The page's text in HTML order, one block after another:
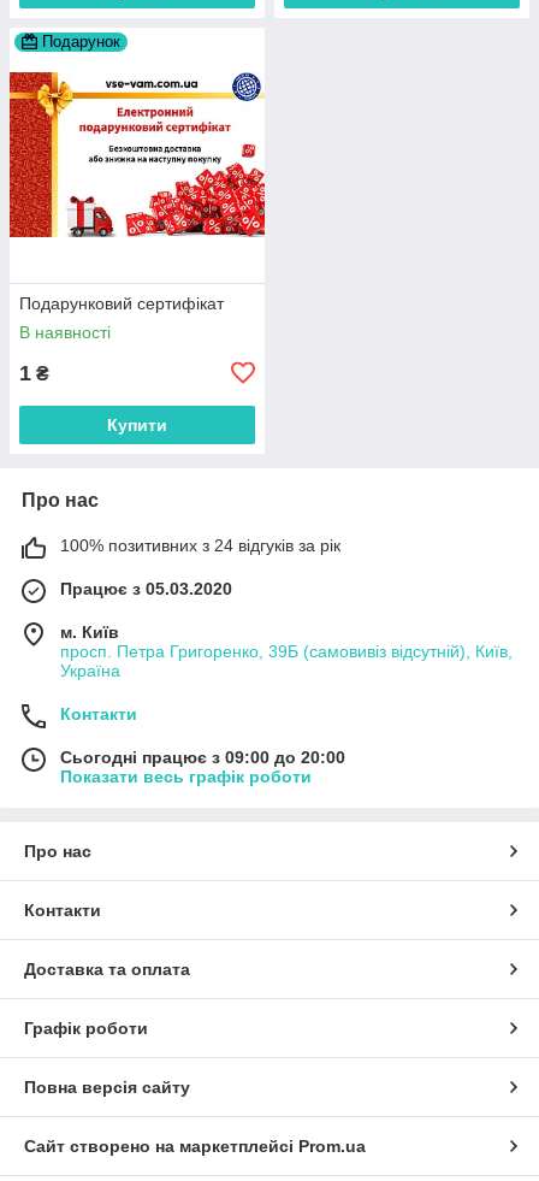
Подарунок
Подарунковий сертифікат
В наявності
1 ₴
Купити
Про нас
100% позитивних з 24 відгуків за рік
Працює з 05.03.2020
м. Київ
просп. Петра Григоренко, 39Б (самовивіз відсутній), Київ,
Україна
Контакти
Сьогодні працює з 09:00 до 20:00
Показати весь графік роботи
Про нас
Контакти
Доставка та оплата
Графік роботи
Повна версія сайту
Сайт створено на маркетплейсі Prom.ua